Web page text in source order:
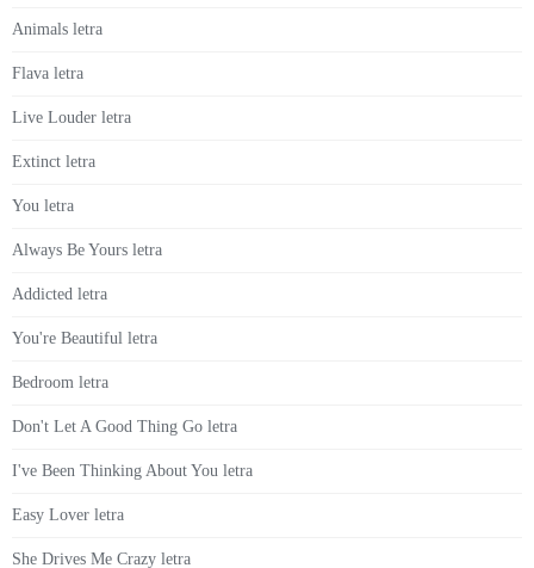
Animals letra
Flava letra
Live Louder letra
Extinct letra
You letra
Always Be Yours letra
Addicted letra
You're Beautiful letra
Bedroom letra
Don't Let A Good Thing Go letra
I've Been Thinking About You letra
Easy Lover letra
She Drives Me Crazy letra